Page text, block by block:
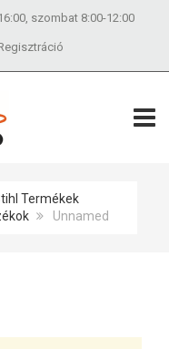
szombat 8:00-12:00
Termékek
Unnamed